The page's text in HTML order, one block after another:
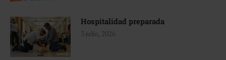
Hospitalidad preparada
3 julio, 2026